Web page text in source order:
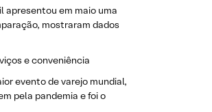
apresentou em maio uma
mostraram dados
e conveniência
evento de varejo mundial,
pela pandemia e foi o